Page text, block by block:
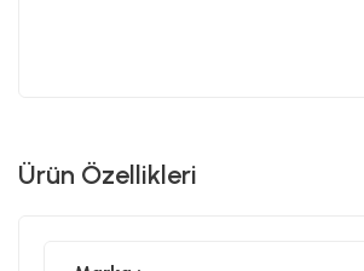
Ürün Özellikleri